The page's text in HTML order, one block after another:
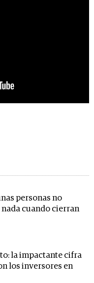
personas no
cuando cierran
la impactante cifra
los inversores en